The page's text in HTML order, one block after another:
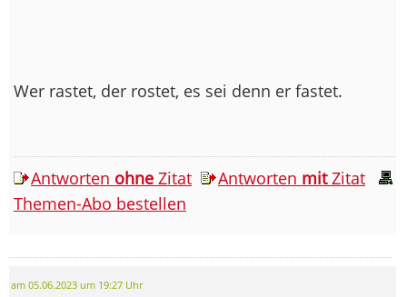
Wer rastet, der rostet, es sei denn er fastet.
Antworten ohne Zitat Antworten mitZitat
Themen-Abo bestellen
am 05.06.2023 um 19:27 Uhr